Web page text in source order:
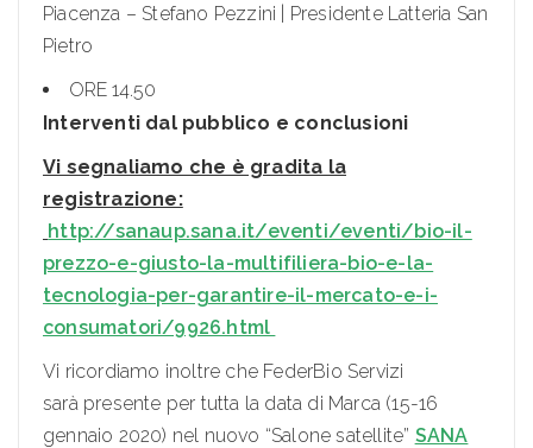
Piacenza – Stefano Pezzini | Presidente Latteria San
Pietro
ORE 14.50
Interventi dal pubblico e conclusioni
Vi segnaliamo che è gradita la
registrazione:
http://sanaup.sana.it/eventi/eventi/bio-il-
prezzo-e-giusto-la-multifiliera-bio-e-la-
tecnologia-per-garantire-il-mercato-e-i-
consumatori/9926.html
Vi ricordiamo inoltre che FederBio Servizi
sarà presente per tutta la data di Marca (15-16
gennaio 2020) nel nuovo “Salone satellite” SANA